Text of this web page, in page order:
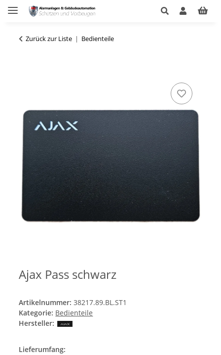
Zurück zur Liste Bedienteile
Ajax Pass schwarz
Artikelnummer:38217.89.BL.ST1
Kategorie: Bedienteile
Hersteller:
Lieferumfang: